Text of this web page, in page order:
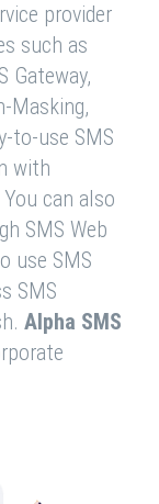
provider
such as
Gateway,
Masking,
to-use SMS
with
can also
SMS Web
use SMS
SMS
Alpha SMS